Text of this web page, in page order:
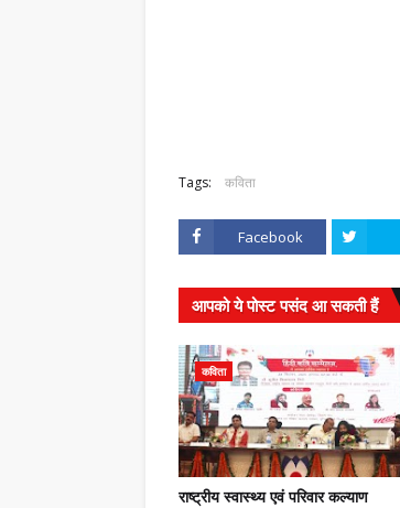
Tags: कविता
Facebook
आपको ये पोस्ट पसंद आ सकती हैं
कविता
राष्ट्रीय स्वास्थ्य एवं परिवार कल्याण